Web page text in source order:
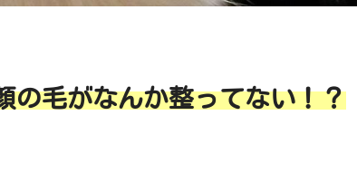
の毛がなんか整ってない！？